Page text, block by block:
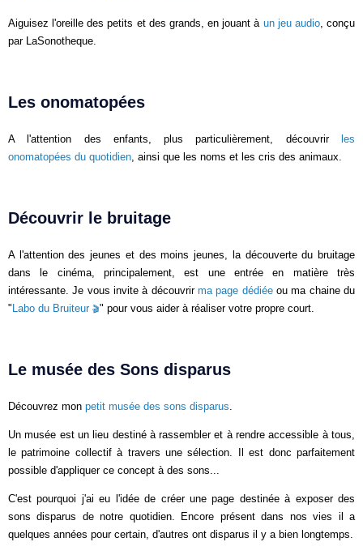
Aiguisez l'oreille des petits et des grands, en jouant à un jeu audio, conçu
par LaSonotheque.
Les onomatopées
A l'attention des enfants, plus particulièrement, découvrir
les
onomatopées du quotidien , ainsi que les noms et les cris des animaux.
Découvrir le bruitage
A l'attention des jeunes et des moins jeunes, la découverte du bruitage
dans le cinéma, principalement, est une entrée en matière très
intéressante. Je vous invite à découvrir ma page dédiéeou ma chaine du
" Labo du Bruiteur " pour vous aider à réaliser votre propre court.
Le musée des Sons disparus
Découvrez mon petit musée des sons disparus
Un musée est un lieu destiné à rassembler et à rendre accessible à tous,
le patrimoine collectif à travers une sélection. Il est donc parfaitement
possible d'appliquer ce concept à des sons...
C'est pourquoi j'ai eu l'idée de créer une page destinée à exposer des
sons disparus de notre quotidien. Encore présent dans nos vies il a
quelques années pour certain, d'autres ont disparus il y a bien longtemps.